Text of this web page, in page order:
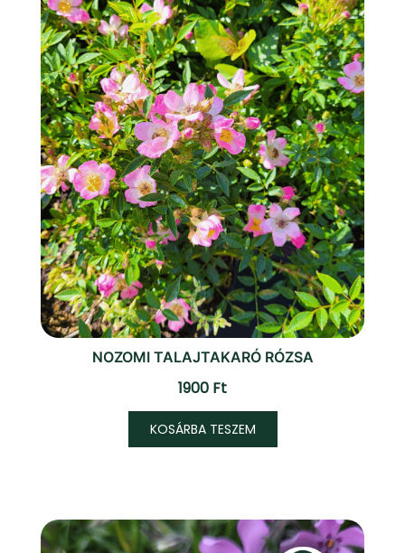
NOZOMI TALAJTAKARÓ RÓZSA
1900 Ft
KOSÁRBA TESZEM